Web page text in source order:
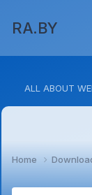
RA.BY
ALL ABOUT
Home